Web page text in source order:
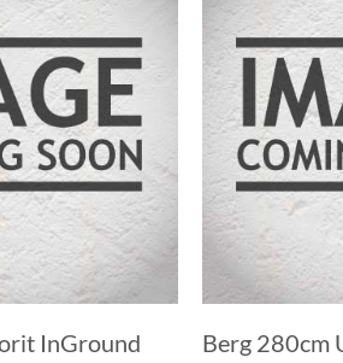
InGround
Berg 280cm